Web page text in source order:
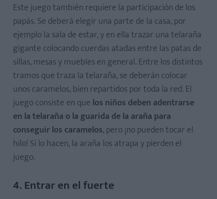
Este juego también requiere la participación de los
papás. Se deberá elegir una parte de la casa, por
ejemplo la sala de estar, y en ella trazar una telaraña
gigante colocando cuerdas atadas entre las patas de
sillas, mesas y muebles en general. Entre los distintos
tramos que traza la telaraña, se deberán colocar
unos caramelos, bien repartidos por toda la red. El
juego consiste en que los niños deben adentrarse
en la telaraña o la guarida de la araña para
conseguir los caramelos, pero ¡no pueden tocar el
hilo! Si lo hacen, la araña los atrapa y pierden el
juego.
4. Entrar en el fuerte